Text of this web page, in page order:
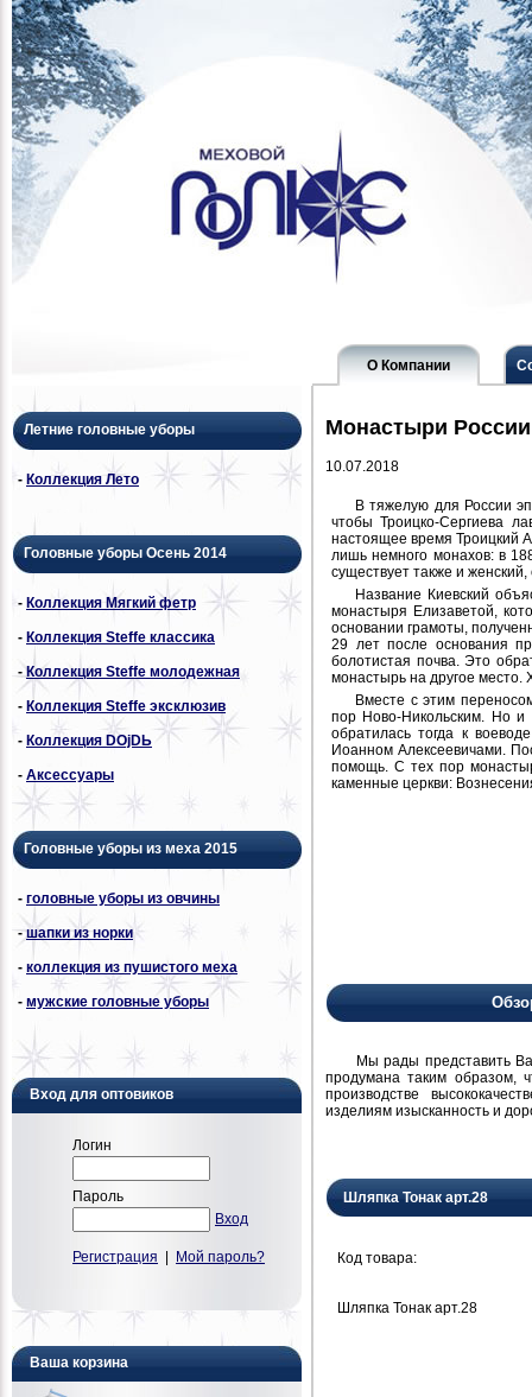
О Компании
Летние головные уборы
- Коллекция Лето
Головные уборы Осень 2014
- Коллекция Мягкий фетр
- Коллекция Steffe классика
-Коллекция Steffe молодежная
- Коллекция Steffe эксклюзив
- Коллекция DОjDЬ
- Аксессуары
Головные уборы из меха 2015
- головные уборы из овчины
-шапки из норки
- коллекция из пушистого меха
- мужские головные уборы
Вход для оптовиков
Логин
Пароль
Вход
Регистрация Мой пароль?
Ваша корзина
Монастыри России
10.07.2018
В тяжелую для России
чтобы Троицко-Сергиева
настоящее время Троицкий
лишь немного монахов: в
существует также и
Название Киевский
монастыря Елизаветой,
основании грамоты,
29 лет после основания
болотистая почва. Это
монастырь на другое место.
Вместе с этим
пор Ново-Никольским. Но и
обратилась тогда к
Иоанном Алексеевичами.
помощь. С тех пор
каменные церкви:
Мы рады представить Вам
продумана таким образом,
производстве
изделиям изысканность и
Шляпка Тонак арт.28
Код товара:
Шляпка Тонак арт.28